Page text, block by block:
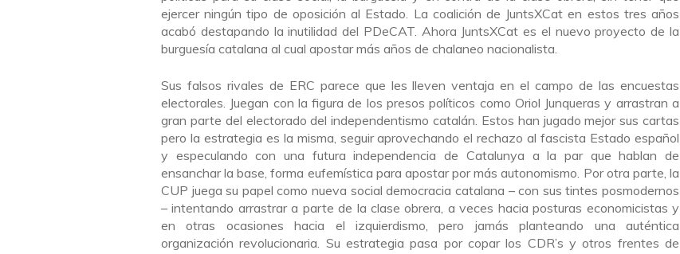
ejercer ningún tipo de oposición al Estado. La coalición de JuntsXCat en estos tres años
acabó destapando la inutilidad del PDeCAT. Ahora JuntsXCat es el nuevo proyecto de la
burguesía catalana al cual apostar más años de chalaneo nacionalista.
Sus falsos rivales de ERC parece que les lleven ventaja en el campo de las encuestas
electorales. Juegan con la figura de los presos políticos como Oriol Junqueras y arrastran a
gran parte del electorado del independentismo catalán. Estos han jugado mejor sus cartas
pero la estrategia es la misma, seguir aprovechando el rechazo al fascista Estado español
y especulando con una futura independencia de Catalunya a la par que hablan de
ensanchar la base, forma eufemística para apostar por más autonomismo. Por otra parte, la
CUP juega su papel como nueva social democracia catalana – con sus tintes posmodernos
– intentando arrastrar a parte de la clase obrera, a veces hacia posturas economicistas y
en otras ocasiones hacia el izquierdismo, pero jamás planteando una auténtica
organización revolucionaria. Su estrategia pasa por copar los CDR’s y otros frentes de